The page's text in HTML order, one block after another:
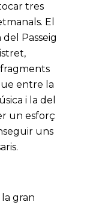
tres
El
Passeig
entre la
i la del
un esforç
uns
gran